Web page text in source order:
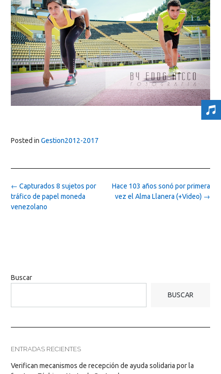
Posted in Gestion2012-2017
Post
navigation
Hace 103 años sonó por primera
vez el Alma Llanera (+Video) →
← Capturados 8 sujetos por
tráfico de papel moneda
venezolano
Buscar
BUSCAR
ENTRADAS RECIENTES
Verifican mecanismos de recepción de ayuda solidaria por la